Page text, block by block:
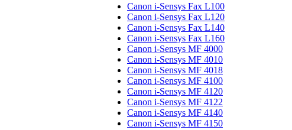
Canon i-Sensys Fax L100
Canon i-Sensys Fax L120
Canon i-Sensys Fax L140
Canon i-Sensys Fax L160
Canon i-Sensys MF 4000
Canon i-Sensys MF 4010
Canon i-Sensys MF 4018
Canon i-Sensys MF 4100
Canon i-Sensys MF 4120
Canon i-Sensys MF 4122
Canon i-Sensys MF 4140
Canon i-Sensys MF 4150